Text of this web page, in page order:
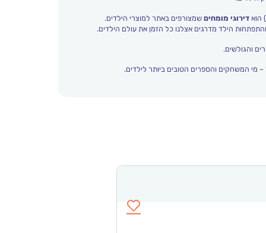
הוא דירוגי מומחיםשמצורפים באתר למוצרי הילדים.
והגולשים.
מי המשחקים והספרים הטובים ביותר לילדים.